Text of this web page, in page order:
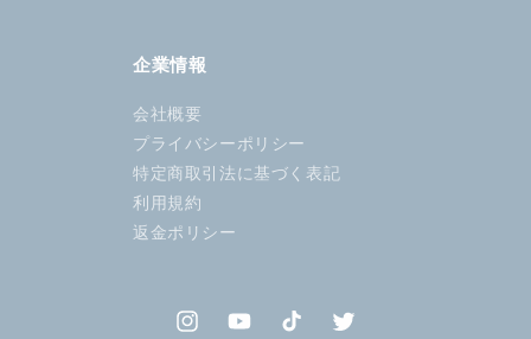
企業情報
会社概要
プライバシーポリシー
特定商取引法に基づく表記
利用規約
返金ポリシー
InstagramYouTubeTikTok Twitter